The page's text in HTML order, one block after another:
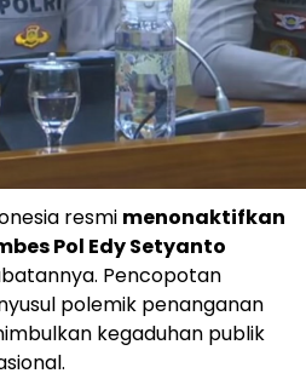
resmi menonaktifkan
Pol Edy Setyanto
Pencopotan
polemik penanganan
kegaduhan publik